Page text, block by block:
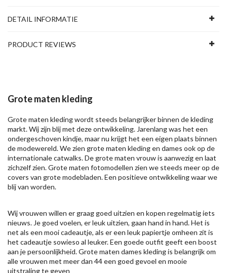
DETAIL INFORMATIE
PRODUCT REVIEWS
Grote maten kleding
Grote maten kleding wordt steeds belangrijker binnen de kleding
markt. Wij zijn blij met deze ontwikkeling. Jarenlang was het een
ondergeschoven kindje, maar nu krijgt het een eigen plaats binnen
de modewereld. We zien grote maten kleding en dames ook op de
internationale catwalks. De grote maten vrouw is aanwezig en laat
zichzelf zien. Grote maten fotomodellen zien we steeds meer op de
covers van grote modebladen. Een positieve ontwikkeling waar we
blij van worden.
Wij vrouwen willen er graag goed uitzien en kopen regelmatig iets
nieuws. Je goed voelen, er leuk uitzien, gaan hand in hand. Het is
net als een mooi cadeautje, als er een leuk papiertje omheen zit is
het cadeautje sowieso al leuker. Een goede outfit geeft een boost
aan je persoonlijkheid. Grote maten dames kleding is belangrijk om
alle vrouwen met meer dan 44 een goed gevoel en mooie
uitstraling te geven